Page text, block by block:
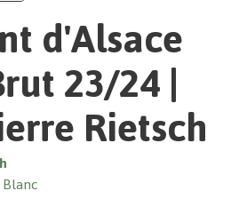
d'Alsace
23/24 |
Rietsch
Blanc